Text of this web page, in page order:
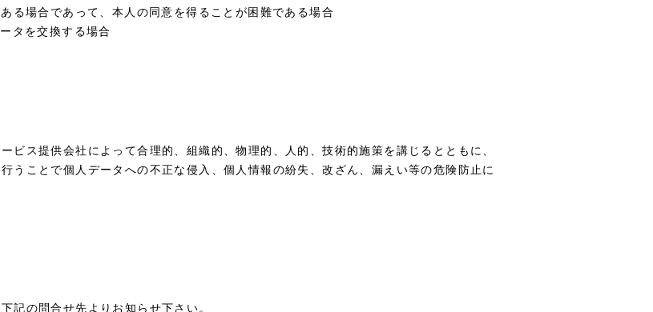
る場合であって、本人の同意を得ることが困難である場合
タを交換する場合
ビス提供会社によって合理的、組織的、物理的、人的、技術的施策を講じるとともに、
うことで個人データへの不正な侵入、個人情報の紛失、改ざん、漏えい等の危険防止に
記の問合せ先よりお知らせ下さい。